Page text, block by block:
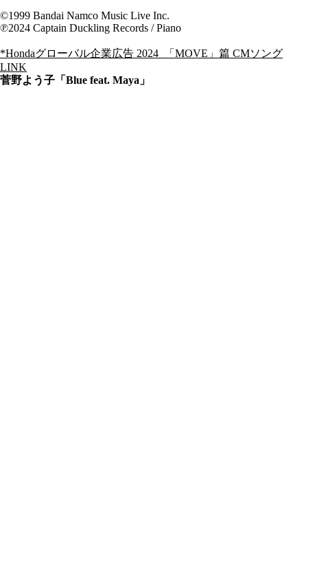
©1999 Bandai Namco Music Live Inc.
℗2024 Captain Duckling Records / Piano
*Hondaグローバル企業広告 2024 「MOVE」篇 CMソング
LINK
菅野よう子「Blue feat. Maya」